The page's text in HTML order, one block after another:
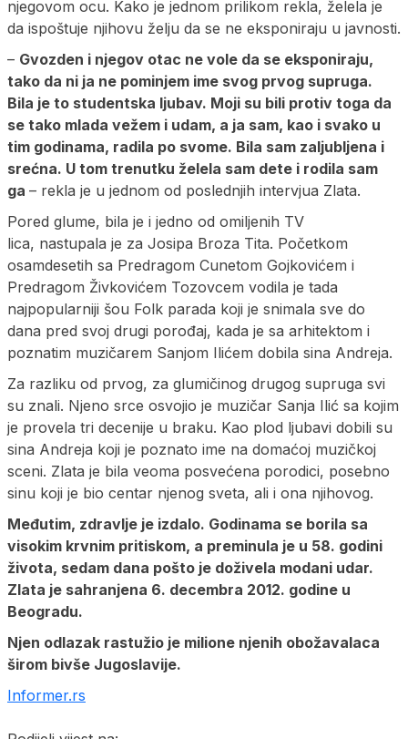
njegovom ocu. Kako je jednom prilikom rekla, želela je
da ispoštuje njihovu želju da se ne eksponiraju u javnosti.
– Gvozden i njegov otac ne vole da se eksponiraju,
tako da ni ja ne pominjem ime svog prvog supruga.
Bila je to studentska ljubav. Moji su bili protiv toga da
se tako mlada vežem i udam, a ja sam, kao i svako u
tim godinama, radila po svome. Bila sam zaljubljena i
srećna. U tom trenutku želela sam dete i rodila sam
ga – rekla je u jednom od poslednjih intervjua Zlata.
Pored glume, bila je i jedno od omiljenih TV
lica, nastupala je za Josipa Broza Tita. Početkom
osamdesetih sa Predragom Cunetom Gojkovićem i
Predragom Živkovićem Tozovcem vodila je tada
najpopularniji šou Folk parada koji je snimala sve do
dana pred svoj drugi porođaj, kada je sa arhitektom i
poznatim muzičarem Sanjom Ilićem dobila sina Andreja.
Za razliku od prvog, za glumičinog drugog supruga svi
su znali. Njeno srce osvojio je muzičar Sanja Ilić sa kojim
je provela tri decenije u braku. Kao plod ljubavi dobili su
sina Andreja koji je poznato ime na domaćoj muzičkoj
sceni. Zlata je bila veoma posvećena porodici, posebno
sinu koji je bio centar njenog sveta, ali i ona njihovog.
Međutim, zdravlje je izdalo. Godinama se borila sa
visokim krvnim pritiskom, a preminula je u 58. godini
života, sedam dana pošto je doživela modani udar.
Zlata je sahranjena 6. decembra 2012. godine u
Beogradu.
Njen odlazak rastužio je milione njenih obožavalaca
širom bivše Jugoslavije.
Informer.rs